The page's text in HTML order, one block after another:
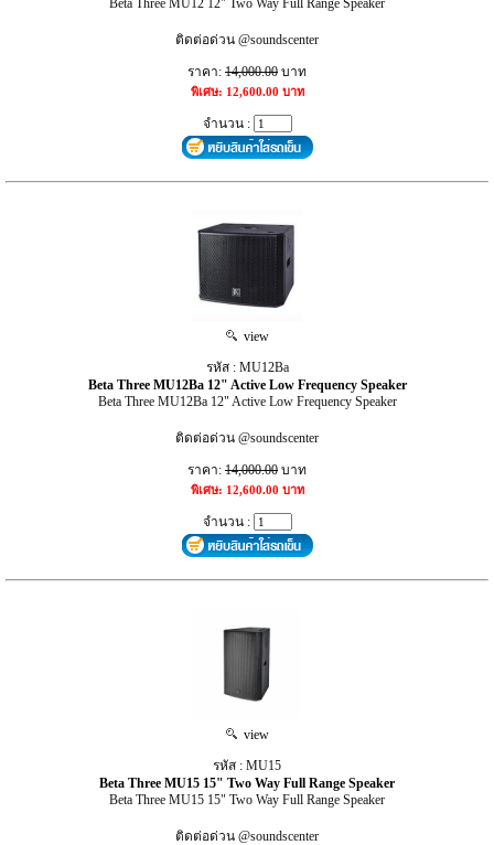
ติดต่อด่วน @soundscenter
ราคา: 14,000.00 บาท
พิเศษ: 12,600.00 บาท
จำนวน :
view
รหัส : MU12Ba
Beta Three MU12Ba 12" Active Low Frequency Speaker
Beta Three MU12Ba 12" Active Low Frequency Speaker
ติดต่อด่วน @soundscenter
ราคา: 14,000.00 บาท
พิเศษ: 12,600.00 บาท
จำนวน :
view
รหัส : MU15
Beta Three MU15 15" Two Way Full Range Speaker
Beta Three MU15 15" Two Way Full Range Speaker
ติดต่อด่วน @soundscenter